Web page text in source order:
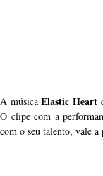
A músicaElastic Heart
O clipe com a
com o seu talento, vale